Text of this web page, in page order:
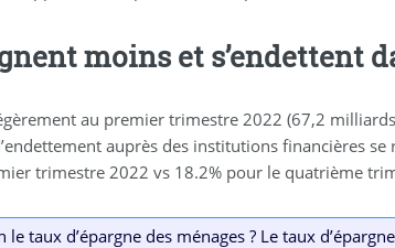
moins et s’endettent
au premier trimestre 2022 (67,2
auprès des institutions financières
trimestre 2022 vs 18.2% pour le quatrième
le taux d’épargne des ménages ? Le taux